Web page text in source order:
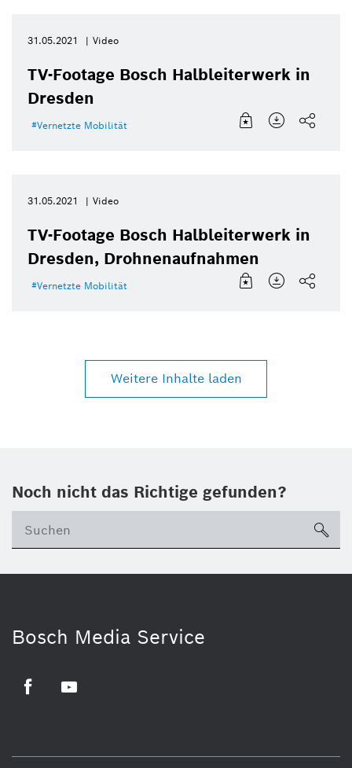
31.05.2021 Video
TV-Footage Bosch Halbleiterwerk in
Dresden
Vernetzte Mobilität
31.05.2021 Video
TV-Footage Bosch Halbleiterwerk in
Dresden, Drohnenaufnahmen
Vernetzte Mobilität
Weitere Inhalte laden
Noch nicht das Richtige gefunden?
Bosch Media Service